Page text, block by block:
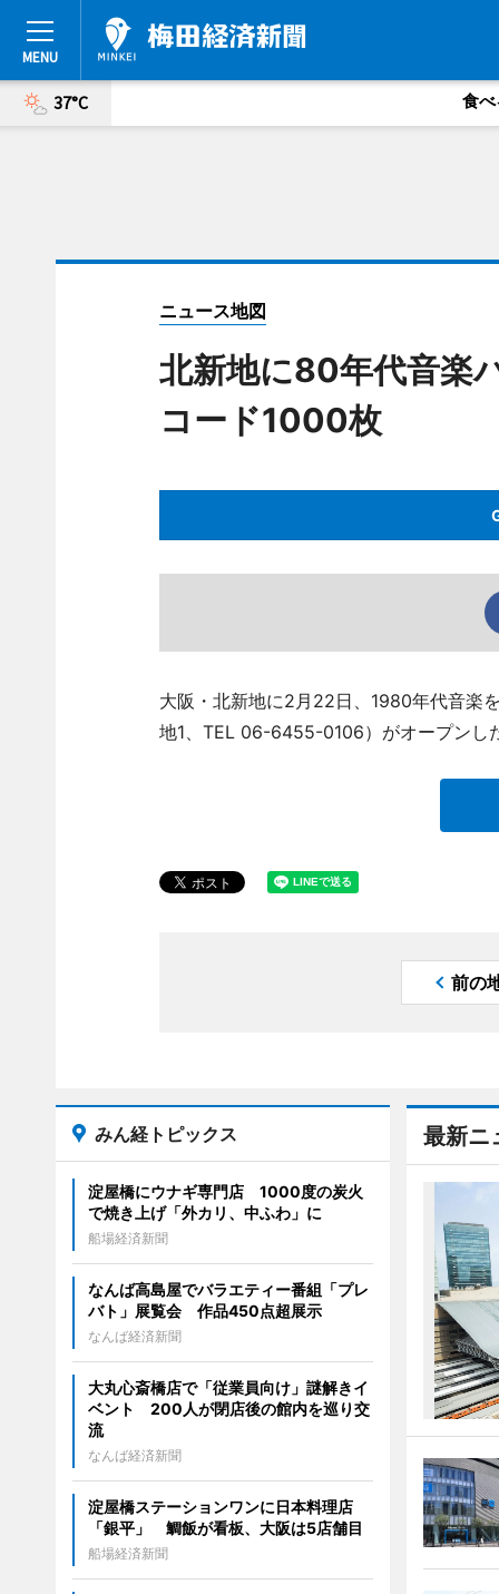
37°C 食べ
ニュース地図
北新地に80年代音楽
コード1000枚
大阪・北新地に2月22日、1980年代音楽
地1、TEL 06-6455-0106）がオープンし
前の
最新ニ
みん経トピックス
淀屋橋にウナギ専門店 1000度の炭火
で焼き上げ「外カリ、中ふわ」に
船場経済新聞
なんば高島屋でバラエティー番組「プレ
バト」展覧会 作品450点超展示
なんば経済新聞
大丸心斎橋店で「従業員向け」謎解きイ
ベント 200人が閉店後の館内を巡り交
流
なんば経済新聞
淀屋橋ステーションワンに日本料理店
「銀平」 鯛飯が看板、大阪は5店舗目
船場経済新聞